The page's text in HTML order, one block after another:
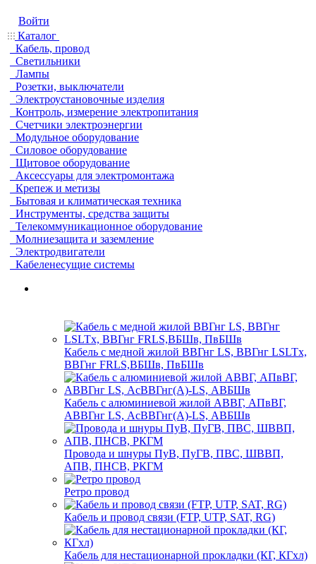
Войти
Каталог
Кабель, провод
Светильники
Лампы
Розетки, выключатели
Электроустановочные изделия
Контроль, измерение электропитания
Счетчики электроэнергии
Модульное оборудование
Силовое оборудование
Щитовое оборудование
Аксессуары для электромонтажа
Крепеж и метизы
Бытовая и климатическая техника
Инструменты, средства защиты
Телекоммуникационное оборудование
Молниезащита и заземление
Электродвигатели
Кабеленесущие системы
Кабель с медной жилой ВВГнг LS, ВВГнг LSLTx,
ВВГнг FRLS,ВБШв, ПвБШв
Кабель с алюминиевой жилой АВВГ, АПвВГ,
АВВГнг LS, АсВВГнг(А)-LS, АВБШв
Провода и шнуры ПуВ, ПуГВ, ПВС, ШВВП,
АПВ, ПНСВ, РКГМ
Ретро провод
Кабель и провод связи (FTP, UTP, SAT, RG)
Кабель для нестационарной прокладки (КГ, КГхл)